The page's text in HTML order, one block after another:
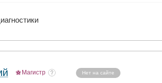
Магистр Нет на сайте